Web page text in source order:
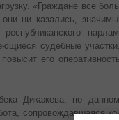
«Граждане все
ни казались,
судебные
его
Дикажева, по
сопровождавшаяся